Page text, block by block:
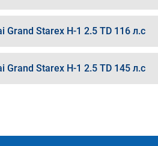
Grand Starex H-1 2.5 TD 116 л.с
Grand Starex H-1 2.5 TD 145 л.с